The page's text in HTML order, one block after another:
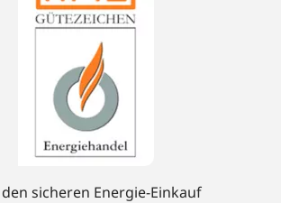
sicheren Energie-Einkauf